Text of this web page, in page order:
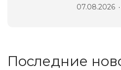
07.08.2026
Последние